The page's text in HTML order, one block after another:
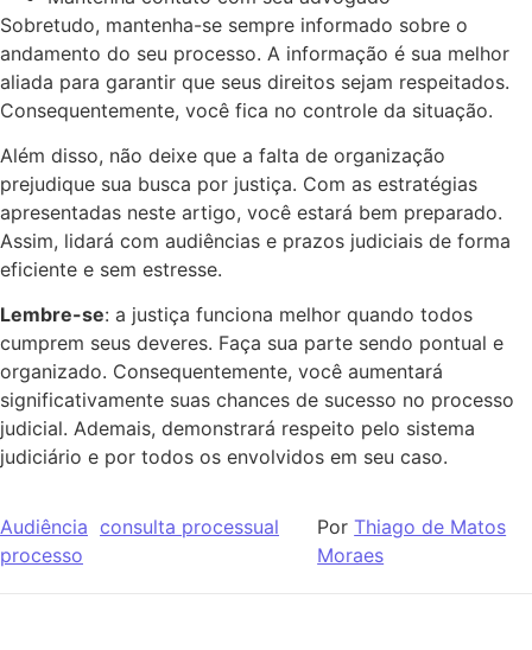
Sobretudo, mantenha-se sempre informado sobre o
andamento do seu processo. A informação é sua melhor
aliada para garantir que seus direitos sejam respeitados.
Consequentemente, você fica no controle da situação.
Além disso, não deixe que a falta de organização
prejudique sua busca por justiça. Com as estratégias
apresentadas neste artigo, você estará bem preparado.
Assim, lidará com audiências e prazos judiciais de forma
eficiente e sem estresse.
Lembre-se: a justiça funciona melhor quando todos
cumprem seus deveres. Faça sua parte sendo pontual e
organizado. Consequentemente, você aumentará
significativamente suas chances de sucesso no processo
judicial. Ademais, demonstrará respeito pelo sistema
judiciário e por todos os envolvidos em seu caso.
Audiência consulta processual
processo
PorThiago de Matos
Moraes